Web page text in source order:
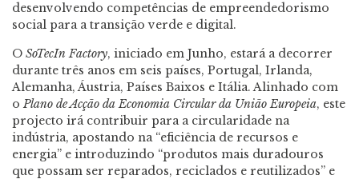
desenvolvendo competências de empreendedorismo
social para a transição verde e digital.
O SoTecIn Factory, iniciado em Junho, estará a decorrer
durante três anos em seis países, Portugal, Irlanda,
Alemanha, Áustria, Países Baixos e Itália. Alinhado com
o Plano de Acção da Economia Circular da União Europeia, este
projecto irá contribuir para a circularidade na
indústria, apostando na “eficiência de recursos e
energia” e introduzindo “produtos mais duradouros
que possam ser reparados, reciclados e reutilizados” e